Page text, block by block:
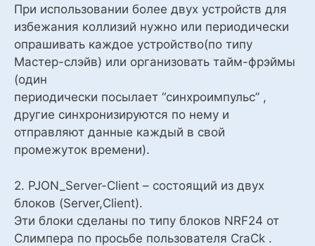
При использовании более двух устройств для
избежания коллизий нужно или периодически
опрашивать каждое устройство(по типу
Мастер-слэйв) или организовать тайм-фрэймы
(один
периодически посылает “синхроимпульс” ,
другие синхронизируются по нему и
отправляют данные каждый в свой
промежуток времени).
2. PJON_Server-Client – состоящий из двух
блоков (Server,Client).
Эти блоки сделаны по типу блоков NRF24 от
Слимпера по просьбе пользователя CraCk .